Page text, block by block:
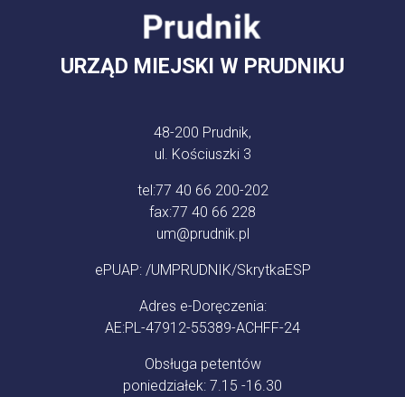
URZĄD MIEJSKI W PRUDNIKU
48-200 Prudnik,
ul. Kościuszki 3
tel:77 40 66 200-202
fax:77 40 66 228
um@prudnik.pl
ePUAP: /UMPRUDNIK/SkrytkaESP
Adres e-Doręczenia:
AE:PL-47912-55389-ACHFF-24
Obsługa petentów
poniedziałek: 7.15 -16.30